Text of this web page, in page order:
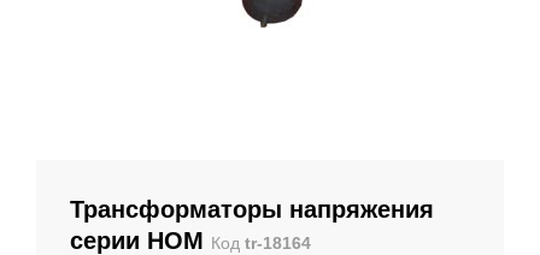
Трансформаторы напряжения
серии НОМ Код tr-18164